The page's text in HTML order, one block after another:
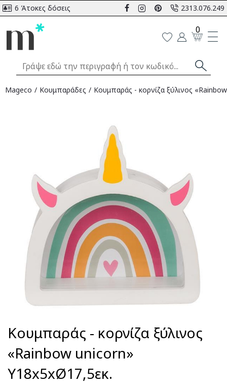
6 Άτοκες δόσεις 2313.076.249
0
Mageco Κουμπαράδες Κουμπαράς - κορνίζα ξύλινος
Κουμπαράς - κορνίζα ξύλινος
«Rainbow unicorn»
Υ18x5xØ17,5εκ.